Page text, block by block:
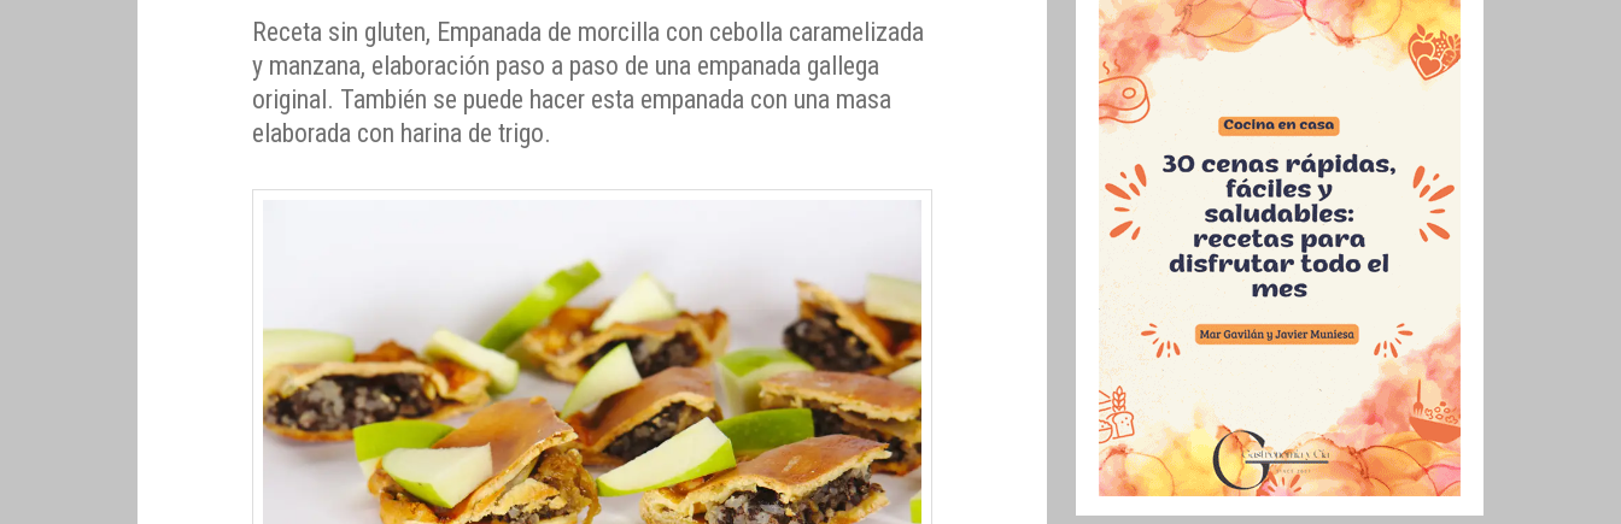
Receta sin gluten, Empanada de morcilla con cebolla caramelizada
y manzana, elaboración paso a paso de una empanada gallega
original. También se puede hacer esta empanada con una masa
elaborada con harina de trigo.